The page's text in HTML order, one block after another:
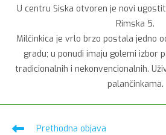
U centru Siska otvoren je novi
Rimska 5.
Milčinkica je vrlo brzo postala jedno
gradu; u ponudi imaju golemi izbor
tradicionalnih i nekonvencionalnih.
palančinkama.
PročitajPrethodna objava